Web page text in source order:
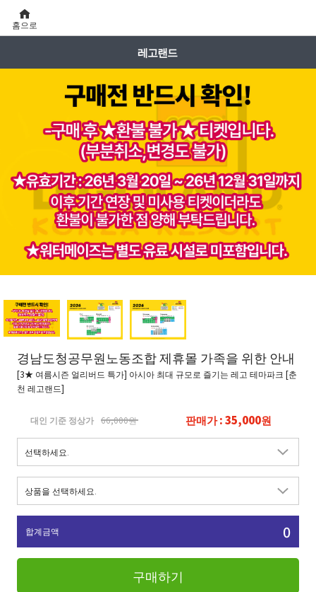
홈으로
레고랜드
경남도청공무원노동조합 제휴몰 가족을 위한 안내
[3★ 여름시즌 얼리버드 특가] 아시아 최대 규모로 즐기는 레고 테마파크 [춘
천 레고랜드]
대인 기준 정상가 66,000원 판매가 : 35,000원
합계금액 0
구매하기